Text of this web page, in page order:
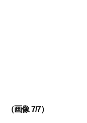
（画像 7/7）